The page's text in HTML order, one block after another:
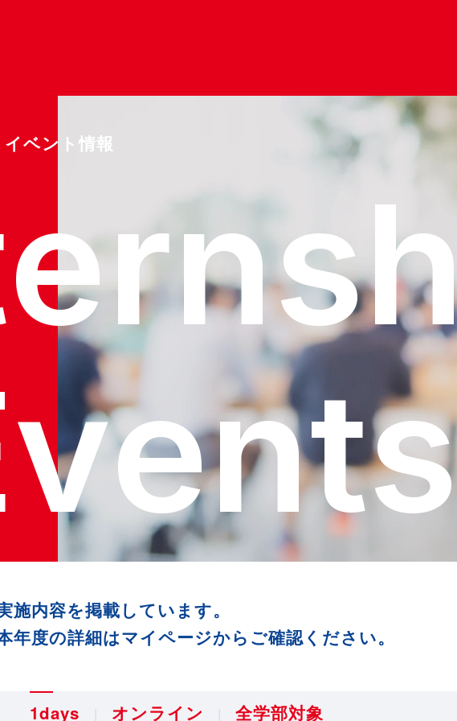
ベント情報
erns
vents
施内容を掲載しています。
年度の詳細はマイページからご確認ください。
1days オンライン 全学部対象